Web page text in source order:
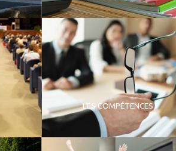
LES COMPÉTENCES